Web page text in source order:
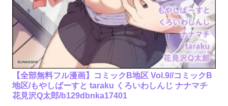
【全部無料フル漫画】コミックB地区 Vol.9//コミックB
地区/もやしばーすと taraku くろいわしんじ ナナマチ
花見沢Q太郎/b129dbnka17401